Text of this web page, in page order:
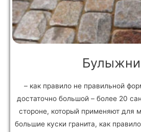
– как правило не правильной
достаточно большой – более 20
стороне, который применяют для
большие куски гранита, как